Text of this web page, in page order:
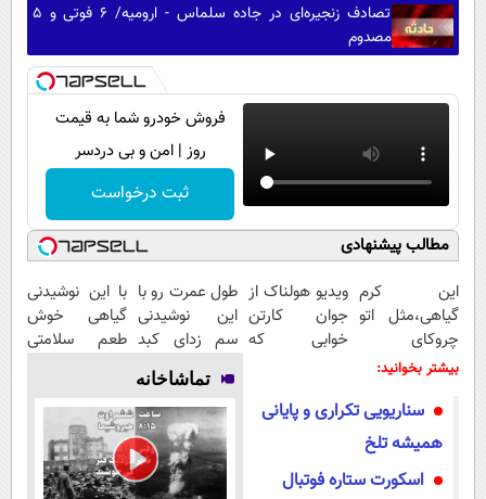
تصادف زنجیره‌ای در جاده سلماس - ارومیه/ ۶ فوتی و ۵
مصدوم
فروش خودرو شما به قیمت
روز | امن و بی دردسر
ثبت درخواست
مطالب پیشنهادی
این کرم
گیاهی،مثل اتو
چروکای
پوستتوصاف
ویدیو هولناک از
جوان کارتن
خوابی که
طول عمرت رو با
این نوشیدنی
سم زدای کبد
با این نوشیدنی
گیاهی خوش
طعم سلامتی
بیشتر بخوانید:
سناریویی تکراری و پایانی
همیشه تلخ‌
اسکورت ستاره فوتبال
تماشاخانه